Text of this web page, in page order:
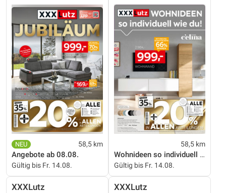
58,5 km
Angebote ab 08.08.
Gültig bis Fr. 14.08.
58,5 km
Wohnideen so individuell wie du!
Gültig bis Fr. 14.08.
XXXLutz XXXLutz